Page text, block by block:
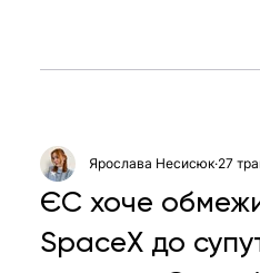
ЄС хоче
SpaceX до
Ярослава Несисюк 27